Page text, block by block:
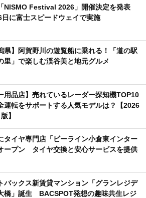
NISMO Festival 2026」開催決定を発表
日に富士スピードウェイで実施
県】阿賀野川の遊覧船に乗れる！「道の駅
里」で楽しむ渓谷美と地元グルメ
用品店】売れているレーダー探知機TOP10
運転をサポートする人気モデルは？【2026
】
タイヤ専門店「ビーライン小倉東インター
ープン タイヤ交換と安心サービスを提供
バックス新賃貸マンション「グランレジデ
橋」誕生 BACSPOT発想の趣味共生レジ